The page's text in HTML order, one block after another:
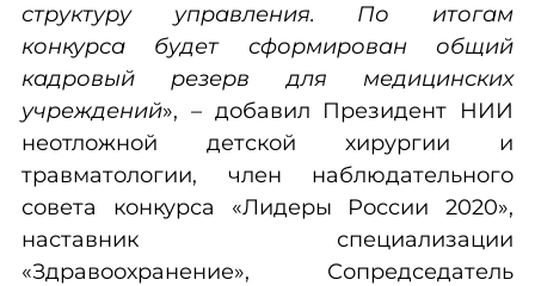
структуру управления. По итогам
конкурса будет сформирован общий
кадровый резерв для медицинских
учреждений», – добавил Президент НИИ
неотложной детской хирургии и
травматологии, член наблюдательного
совета конкурса «Лидеры России 2020»,
наставник специализации
«Здравоохранение», Сопредседатель